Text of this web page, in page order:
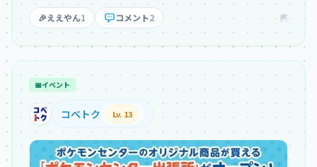
🎉ええやん1 コメント2
📅イベント
コベトク Lv. 13